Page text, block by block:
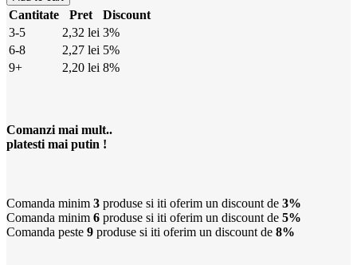
Cantitate Pret
Discount
3-5
2,32 lei 3%
6-8
2,27 lei 5%
9+
2,20 lei 8%
Comanzi mai mult..
platesti mai putin !
Comanda minim 3 produse si iti oferim un discount de 3%
Comanda minim 6 produse si iti oferim un discount de 5%
Comanda peste 9 produse si iti oferim un discount de 8%